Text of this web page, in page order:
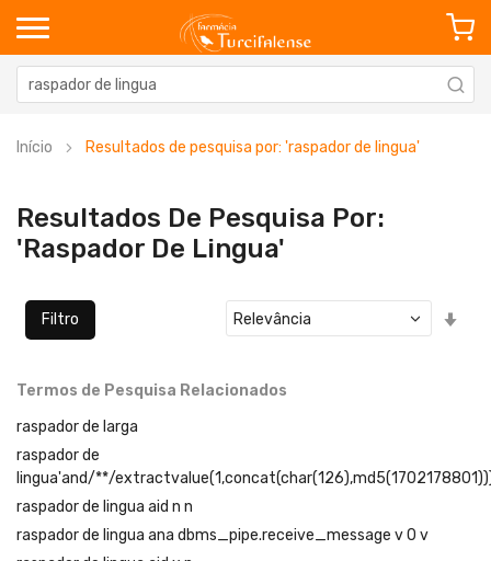
Início Resultados de pesquisa por: 'raspador de lingua'
Resultados De Pesquisa Por:
'raspador De Lingua'
Filtro
Termos de Pesquisa Relacionados
raspador de larga
raspador de
lingua'and/**/
raspador de lingua aid n n
raspador de lingua ana dbms_pipe.receive_message v 0 v